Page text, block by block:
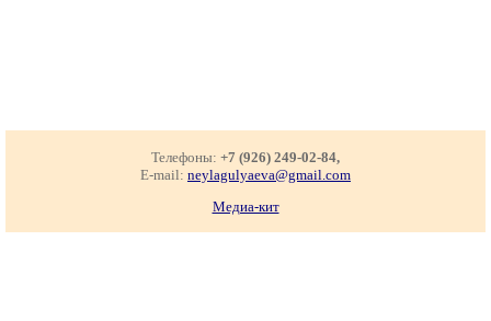
Телефоны: +7 (926) 249-02-84,
E-mail: neylagulyaeva@gmail.com
Медиа-кит